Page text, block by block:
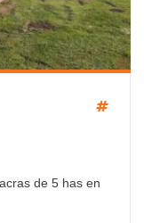
de 5 has en